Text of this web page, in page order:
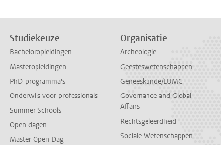
Studiekeuze
Bacheloropleidingen
Masteropleidingen
PhD-programma's
Onderwijs voor professionals
Summer Schools
Open dagen
Master Open Dag
Organisatie
Archeologie
Geesteswetenschappen
Geneeskunde/LUMC
Governance and Global
Affairs
Rechtsgeleerdheid
Sociale Wetenschappen